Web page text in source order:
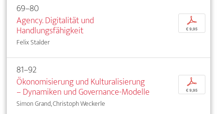
69–80
Agency. Digitalität und
Handlungsfähigkeit
Felix Stalder
p
€ 9,95
81–92
Ökonomisierung und Kulturalisierung
– Dynamiken und Governance-Modelle
Simon Grand, Christoph Weckerle
p
€ 9,95